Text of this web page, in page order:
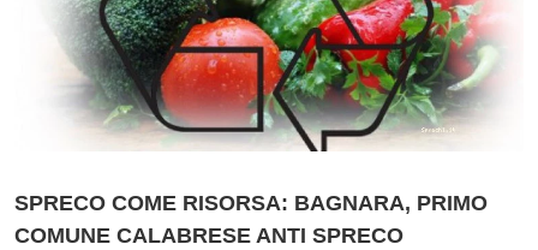
SPRECO COME RISORSA: BAGNARA, PRIMO
COMUNE CALABRESE ANTI SPRECO